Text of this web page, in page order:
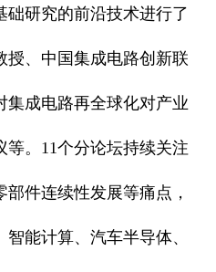
础研究的前沿技术进行了
授、中国集成电路创新联
集成电路再全球化对产业
等。11个分论坛持续关注
件连续性发展等痛点，
能计算、汽车半导体、